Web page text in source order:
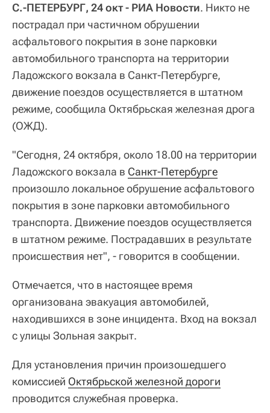
С.-ПЕТЕРБУРГ, 24 окт - РИА Новости. Никто не
пострадал при частичном обрушении
асфальтового покрытия в зоне парковки
автомобильного транспорта на территории
Ладожского вокзала в Санкт-Петербурге,
движение поездов осуществляется в штатном
режиме, сообщила Октябрьская железная дрога
(ОЖД).
"Сегодня, 24 октября, около 18.00 на территории
Ладожского вокзала в Санкт-Петербурге
произошло локальное обрушение асфальтового
покрытия в зоне парковки автомобильного
транспорта. Движение поездов осуществляется
в штатном режиме. Пострадавших в результате
происшествия нет", - говорится в сообщении.
Отмечается, что в настоящее время
организована эвакуация автомобилей,
находившихся в зоне инцидента. Вход на вокзал
с улицы Зольная закрыт.
Для установления причин произошедшего
комиссией Октябрьской железной дороги
проводится служебная проверка.